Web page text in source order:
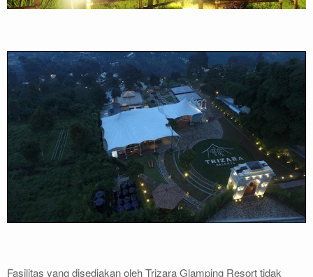
Fasilitas yang disediakan oleh Trizara Glamping Resort tidak